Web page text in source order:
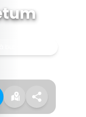
but non lucratif